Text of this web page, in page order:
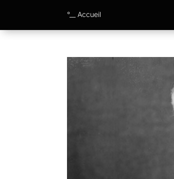
°__ Accueil